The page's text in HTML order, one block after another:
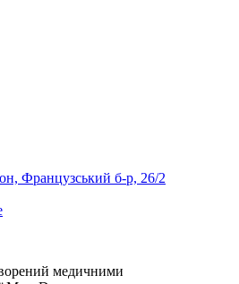
Французський б-р, 26/2
медичними